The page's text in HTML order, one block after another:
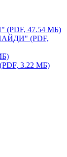
47.54 МБ)
(PDF,
3.22 МБ)